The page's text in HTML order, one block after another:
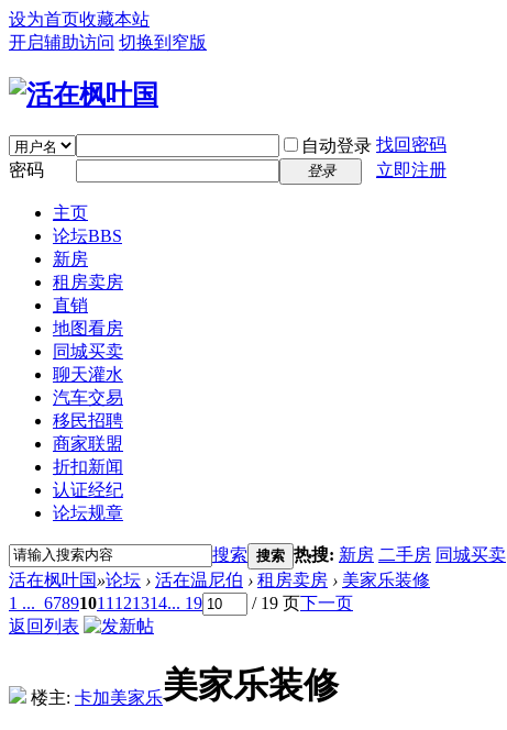
设为首页收藏本站
开启辅助访问 切换到窄版
自动登录 找回密码
密码
登录 立即注册
主页
论坛BBS
新房
租房卖房
直销
地图看房
同城买卖
聊天灌水
汽车交易
移民招聘
商家联盟
折扣新闻
认证经纪
论坛规章
搜索 搜索 热搜: 新房 二手房 同城买卖
活在枫叶国»论坛 › 活在温尼伯 › 租房卖房 › 美家乐装修
1 ... 67891011 121314... 19 / 19 页下一页
返回列表
楼主: 卡加美家乐美家乐装修